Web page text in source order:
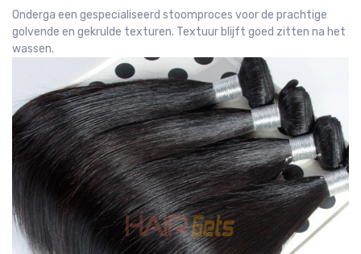
Onderga een gespecialiseerd stoomproces voor de prachtige
golvende en gekrulde texturen. Textuur blijft goed zitten na het
wassen.